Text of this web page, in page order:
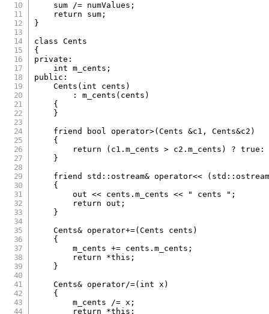
    sum
/= numValues ;
return sum ;
}
class
Cents
{
private :
int m_cents ;
public :
Cents ( int cents )
:
m_cents ( cents )
{
}
friend
bool operator>(Cents &c1 , Cents&c2 )
{
return
( c1 .m_cents > c2 .m_cents ) ? true :
}
friend
std ::ostream& operator<< ( std ::
{
        out
<< cents .m_cents << " cents " ;
return out ;
}
    Cents
& operator+=(Cents cents )
{
        m_cents
+= cents .m_cents ;
return
*this ;
}
    Cents
& operator/=( int x )
{
        m_cents
/= x ;
return
*this ;